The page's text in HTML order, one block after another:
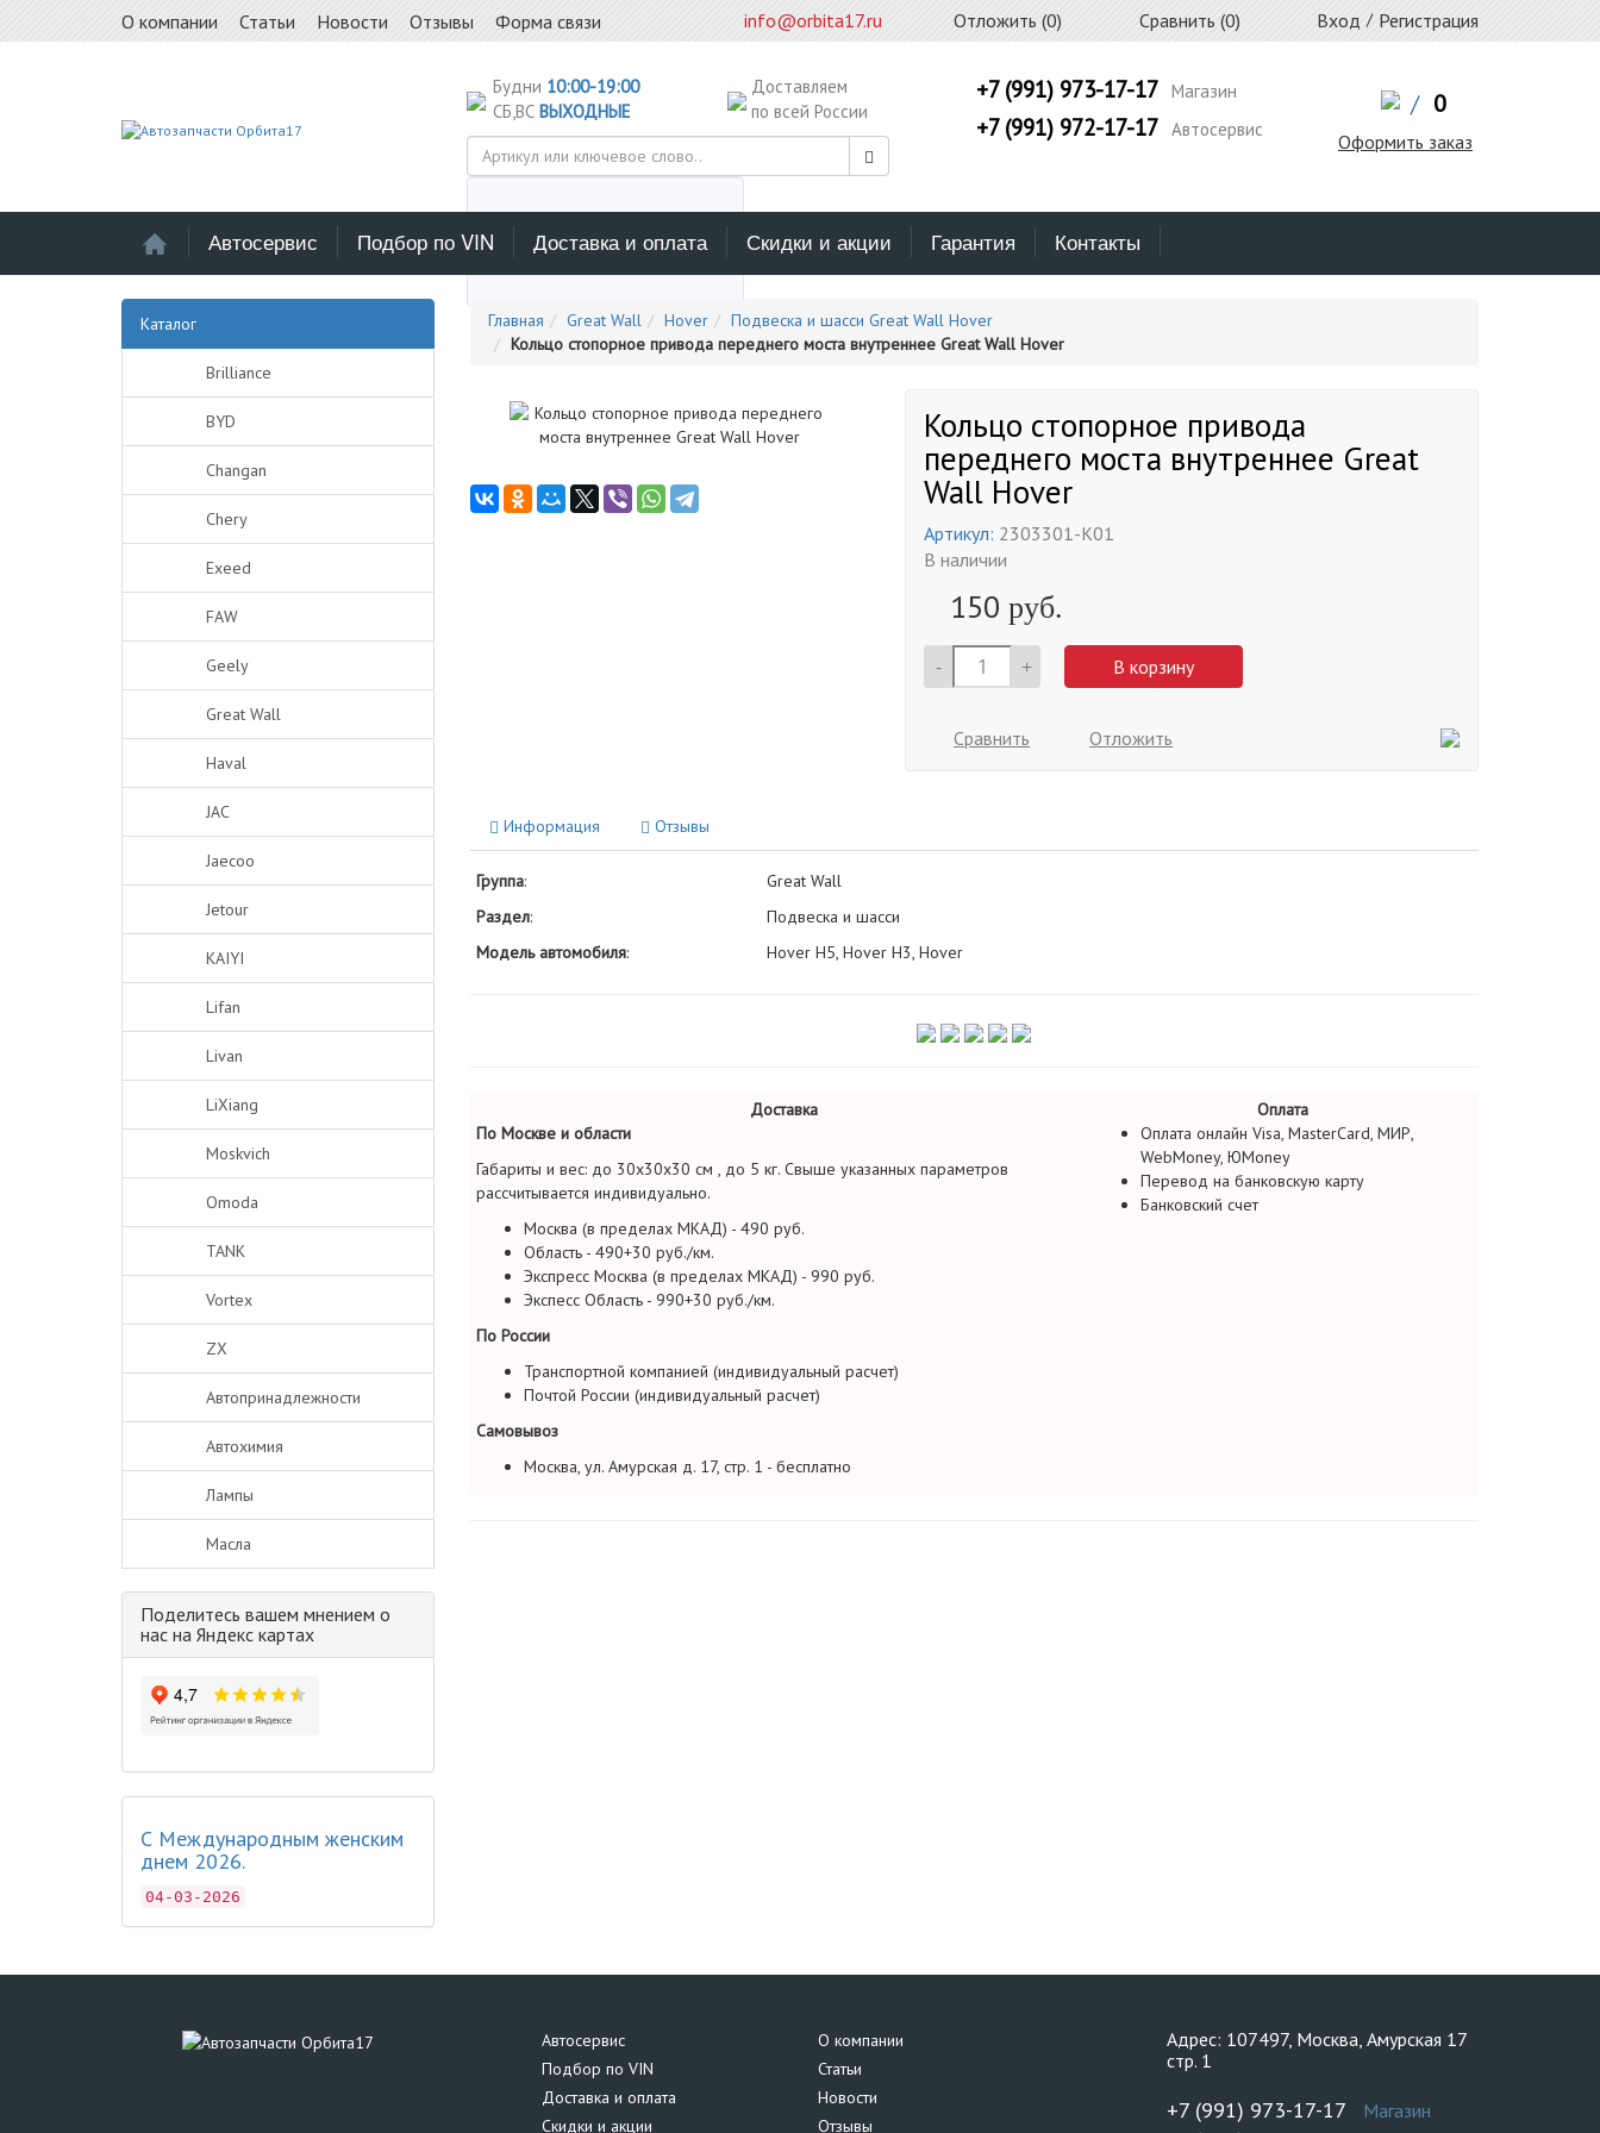
О компании Статьи Новости Отзывы Форма связи info@orbita17.ru Отложить (0) Сравнить (0) Вход / Регистрация
Будни 10:00-19:00
СБ,ВС ВЫХОДНЫЕ
Доставляем
по всей России
Выберите каталог поиска
+7 (991) 973-17-17 Магазин
+7 (991) 972-17-17 Автосервис
/ 0
Оформить заказ
Автосервис Подбор по VIN Доставка и оплата Скидки и акции Гарантия Контакты
Каталог
Brilliance
BYD
Changan
Chery
Exeed
FAW
Geely
Great Wall
Haval
JAC
Jaecoo
Jetour
KAIYI
Lifan
Livan
LiXiang
Moskvich
Omoda
TANK
Vortex
ZX
Автопринадлежности
Автохимия
Лампы
Масла
Поделитесь вашем мнением о
нас на Яндекс картах
С Международным женским
днем 2026.
04-03-2026
Главная Great Wall Hover
Подвеска и шасси Great Wall Hover
Кольцо стопорное привода переднего моста внутреннее Great Wall Hover
Кольцо стопорное привода
переднего моста внутреннее Great
Wall Hover
Артикул: 2303301-K01
В наличии
150 руб.
- + В корзину
Сравнить Отложить
Информация Отзывы
Группа:
Great Wall
Раздел:
Подвеска и шасси
Модель автомобиля: Hover H5, Hover H3, Hover
Доставка
Оплата
По Москве и области
Габариты и вес: до 30х30х30 см , до 5 кг. Свыше указанных параметров
рассчитывается индивидуально.
Москва (в пределах МКАД) - 490 руб.
Область - 490+30 руб./км.
Экспресс Москва (в пределах МКАД) - 990 руб.
Экспесс Область - 990+30 руб./км.
По России
Транспортной компанией (индивидуальный расчет)
Почтой России (индивидуальный расчет)
Самовывоз
Москва, ул. Амурская д. 17, стр. 1 - бесплатно
Оплата онлайн Visa, MasterCard, МИР,
WebMoney, ЮMoney
Перевод на банковскую карту
Банковский счет
Автосервис
Подбор по VIN
Доставка и оплата
Скидки и акции
О компании
Статьи
Новости
Отзывы
Адрес: 107497, Москва, Амурская 17
стр. 1
+7 (991) 973-17-17 Магазин